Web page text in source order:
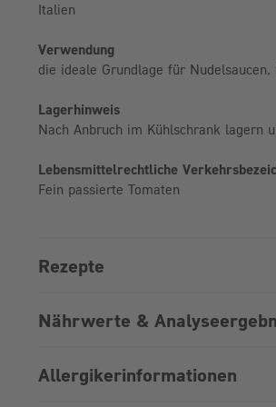
Italien
Verwendung
die ideale Grundlage für Nudelsaucen,
Lagerhinweis
Nach Anbruch im Kühlschrank lagern
Lebensmittelrechtliche
Fein passierte Tomaten
Rezepte
Nährwerte &
Allergikerinformationen